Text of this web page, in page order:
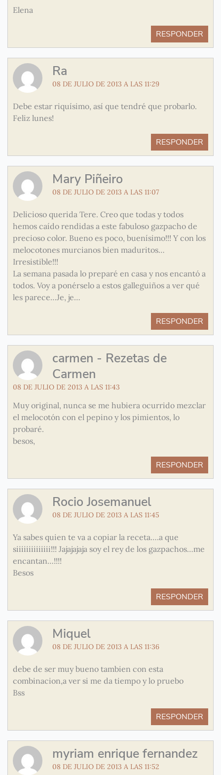
Elena
RESPONDER
Ra
08 DE JULIO DE 2013 A LAS 11:29
Debe estar riquísimo, así que tendré que probarlo.
Feliz lunes!
RESPONDER
Mary Piñeiro
08 DE JULIO DE 2013 A LAS 11:07
Delicioso querida Tere. Creo que todas y todos
hemos caído rendidas a este fabuloso gazpacho de
precioso color. Bueno es poco, buenísimo!!! Y con los
melocotones murcianos bien maduritos…
Irresistible!!!
La semana pasada lo preparé en casa y nos encantó a
todos. Voy a ponérselo a estos galleguiños a ver qué
les parece…Je, je…
RESPONDER
carmen - Rezetas de
Carmen
08 DE JULIO DE 2013 A LAS 11:43
Muy original, nunca se me hubiera ocurrido mezclar
el melocotón con el pepino y los pimientos, lo
probaré.
besos,
RESPONDER
Rocio Josemanuel
08 DE JULIO DE 2013 A LAS 11:45
Ya sabes quien te va a copiar la receta….a que
siiiiiiiiiiiiii!!! Jajajajaja soy el rey de los gazpachos…me
encantan…!!!!
Besos
RESPONDER
Miquel
08 DE JULIO DE 2013 A LAS 11:36
debe de ser muy bueno tambien con esta
combinacion,a ver si me da tiempo y lo pruebo
Bss
RESPONDER
myriam enrique fernandez
08 DE JULIO DE 2013 A LAS 11:52